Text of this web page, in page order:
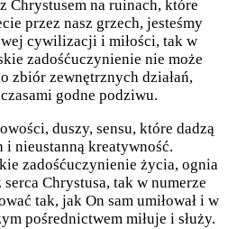
Chrystusem na ruinach, które
przez nasz grzech, jesteśmy
cywilizacji i miłości, tak w
zadośćuczynienie nie może
zbiór zewnętrznych działań,
godne podziwu.
duszy, sensu, które dadzą
i nieustanną kreatywność.
zadośćuczynienie życia, ognia
Chrystusa, tak w numerze
tak, jak On sam umiłował i w
pośrednictwem miłuje i służy.